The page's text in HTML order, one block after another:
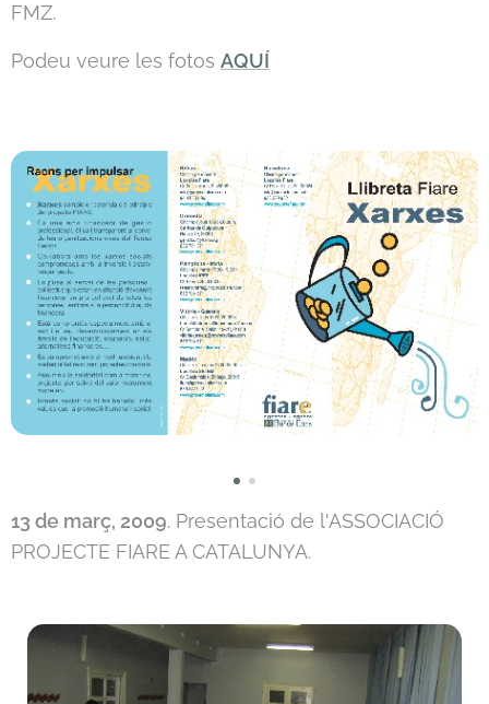
FMZ.
Podeu veure les fotos AQUÍ
13 de març, 2009. Presentació de l'ASSOCIACIÓ
PROJECTE FIARE A CATALUNYA.